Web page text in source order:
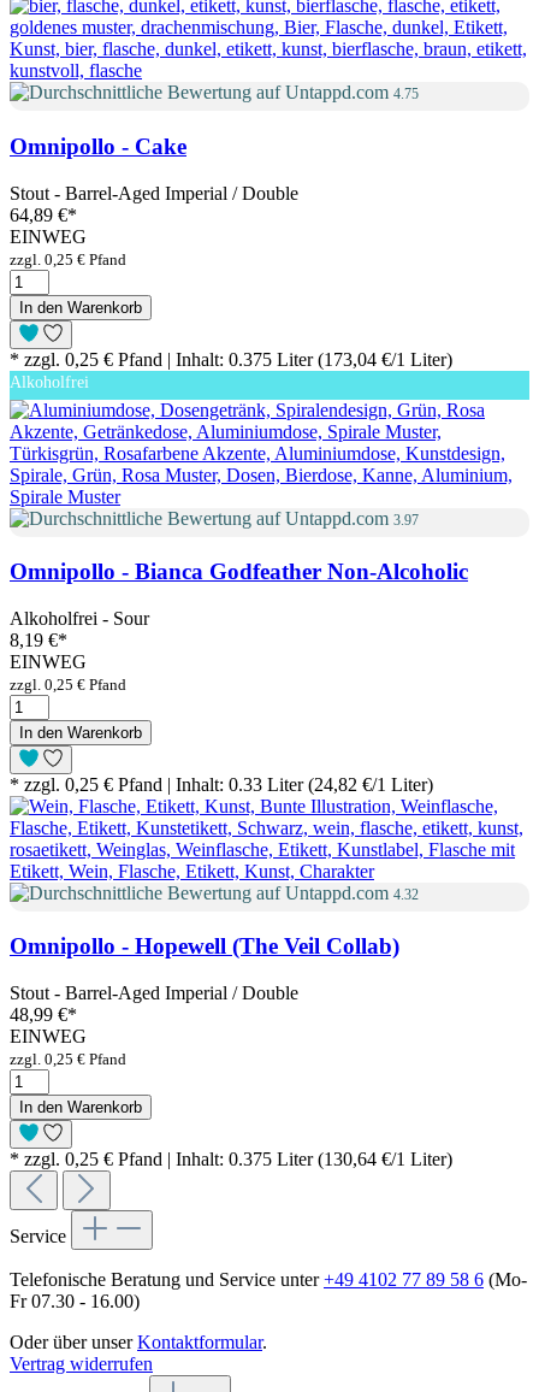
4.75
Omnipollo - Cake
Stout - Barrel-Aged Imperial / Double
64,89 €*
EINWEG
zzgl. 0,25 € Pfand
In den Warenkorb
* zzgl. 0,25 € Pfand | Inhalt: 0.375 Liter (173,04 €/1 Liter)
Alkoholfrei
3.97
Omnipollo - Bianca Godfeather Non-Alcoholic
Alkoholfrei - Sour
8,19 €*
EINWEG
zzgl. 0,25 € Pfand
In den Warenkorb
* zzgl. 0,25 € Pfand | Inhalt: 0.33 Liter (24,82 €/1 Liter)
4.32
Omnipollo - Hopewell (The Veil Collab)
Stout - Barrel-Aged Imperial / Double
48,99 €*
EINWEG
zzgl. 0,25 € Pfand
In den Warenkorb
* zzgl. 0,25 € Pfand | Inhalt: 0.375 Liter (130,64 €/1 Liter)
Service
Telefonische Beratung und Service unter+49 4102 77 89 58 6 (Mo-
Fr 07.30 - 16.00)
Oder über unserKontaktformular.
Vertrag widerrufen